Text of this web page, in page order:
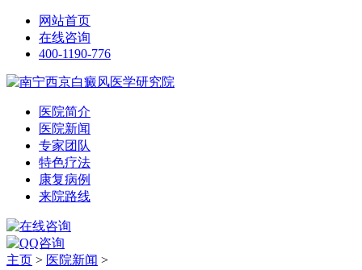
网站首页
在线咨询
400-1190-776
医院简介
医院新闻
专家团队
特色疗法
康复病例
来院路线
主页 > 医院新闻 >